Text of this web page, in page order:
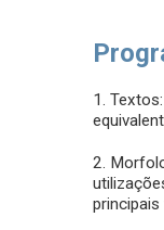
1.
2.